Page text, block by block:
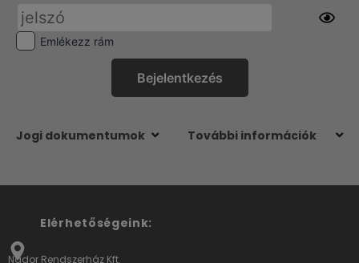
Emlékezz rám
Jogi dokumentumok További információk
Elérhetőségeink:
Nádor Rendszerház Kft.